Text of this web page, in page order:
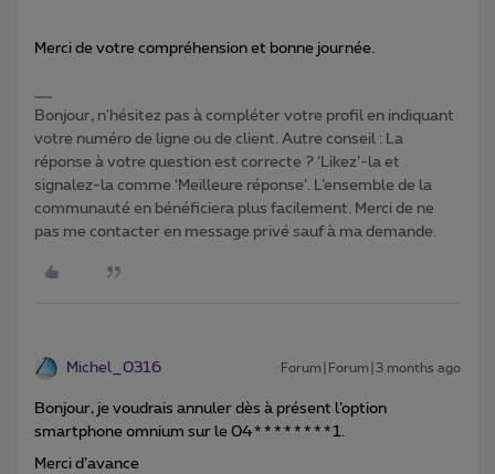
Merci de votre compréhension et bonne journée.
Bonjour, n'hésitez pas à compléter votre profil en indiquant
votre numéro de ligne ou de client. Autre conseil : La
réponse à votre question est correcte ? ‘Likez’-la et
signalez-la comme ‘Meilleure réponse’. L’ensemble de la
communauté en bénéficiera plus facilement. Merci de ne
pas me contacter en message privé sauf à ma demande.
Michel_0316 Forum|Forum|3 months ago
Bonjour, je voudrais annuler dès à présent l’option
smartphone omnium sur le 04********1.
Merci d’avance